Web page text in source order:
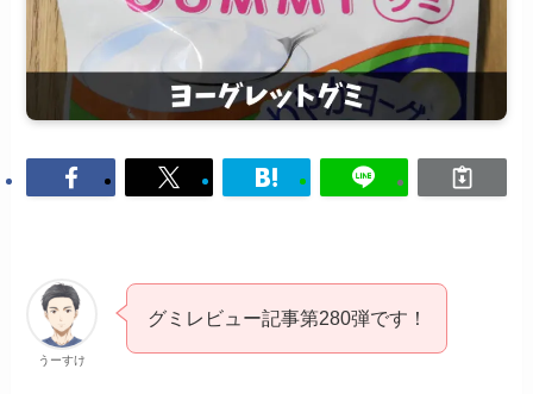
うーすけ
グミレビュー記事第280弾です！